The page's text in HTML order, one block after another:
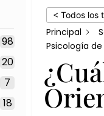
98
20
7
18
< Todos los
Principal
Psicología de